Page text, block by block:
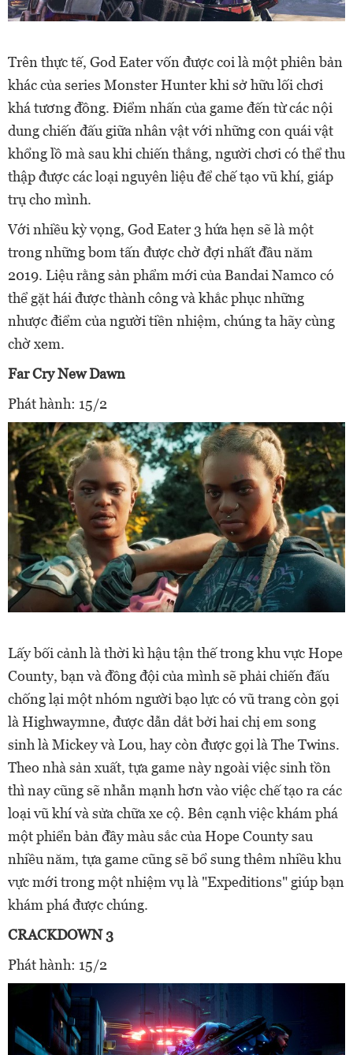
Trên thực tế, God Eater vốn được coi là một phiên bản
khác của series Monster Hunter khi sở hữu lối chơi
khá tương đồng. Điểm nhấn của game đến từ các nội
dung chiến đấu giữa nhân vật với những con quái vật
khổng lồ mà sau khi chiến thắng, người chơi có thể thu
thập được các loại nguyên liệu để chế tạo vũ khí, giáp
trụ cho mình.
Với nhiều kỳ vọng, God Eater 3 hứa hẹn sẽ là một
trong những bom tấn được chờ đợi nhất đầu năm
2019. Liệu rằng sản phẩm mới của Bandai Namco có
thể gặt hái được thành công và khắc phục những
nhược điểm của người tiền nhiệm, chúng ta hãy cùng
chờ xem.
Far Cry New Dawn
Phát hành: 15/2
Lấy bối cảnh là thời kì hậu tận thế trong khu vực Hope
County, bạn và đồng đội của mình sẽ phải chiến đấu
chống lại một nhóm người bạo lực có vũ trang còn gọi
là Highwaymne, được dẫn dắt bởi hai chị em song
sinh là Mickey và Lou, hay còn được gọi là The Twins.
Theo nhà sản xuất, tựa game này ngoài việc sinh tồn
thì nay cũng sẽ nhẫn mạnh hơn vào việc chế tạo ra các
loại vũ khí và sửa chữa xe cộ. Bên cạnh việc khám phá
một phiển bản đầy màu sắc của Hope County sau
nhiều năm, tựa game cũng sẽ bổ sung thêm nhiều khu
vực mới trong một nhiệm vụ là "Expeditions" giúp bạn
khám phá được chúng.
CRACKDOWN 3
Phát hành: 15/2